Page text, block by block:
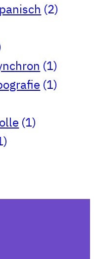
(2)
(1)
(1)
(1)